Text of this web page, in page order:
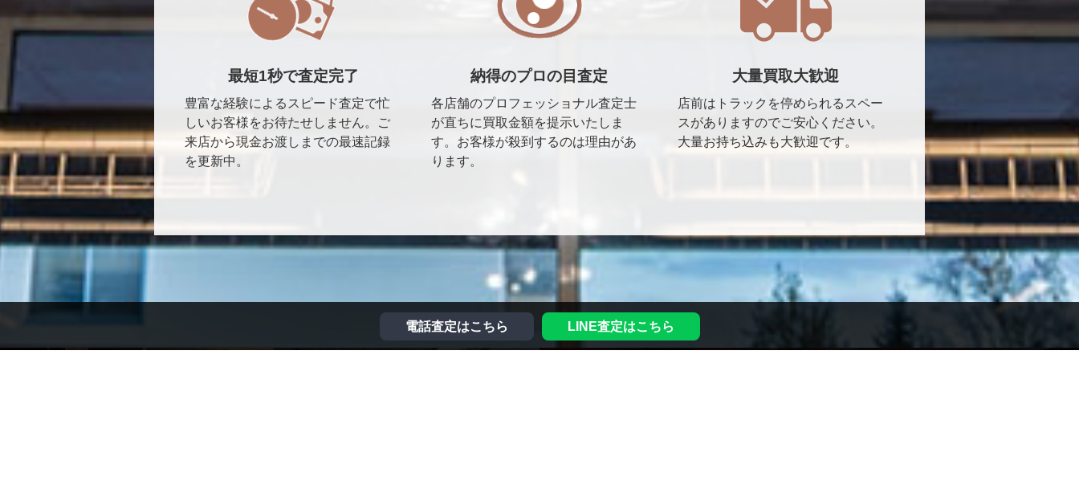
最短1秒で査定完了
豊富な経験によるスピード査定で忙
しいお客様をお待たせしません。ご
来店から現金お渡しまでの最速記録
を更新中。
納得のプロの目査定
各店舗のプロフェッショナル査定士
が直ちに買取金額を提示いたしま
す。お客様が殺到するのは理由があ
ります。
大量買取大歓迎
店前はトラックを停められるスペー
スがありますのでご安心ください。
大量お持ち込みも大歓迎です。
電話査定はこちら LINE査定はこちら